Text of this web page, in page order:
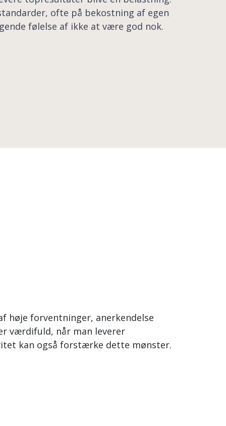
ofte på bekostning af egen
følelse af ikke at være god nok.
forventninger, anerkendelse
værdifuld, når man leverer
kan også forstærke dette mønster.